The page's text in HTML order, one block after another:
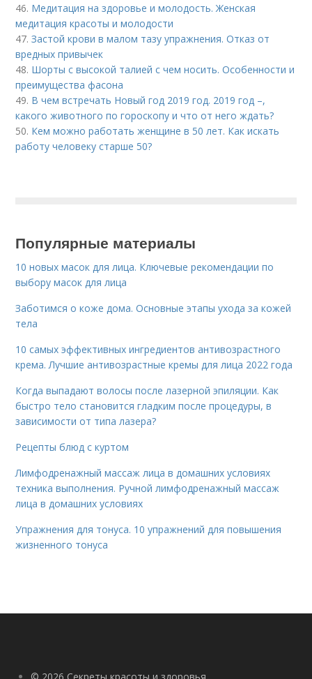
46. Медитация на здоровье и молодость. Женская
медитация красоты и молодости
47.Застой крови в малом тазу упражнения. Отказ от
вредных привычек
48. Шорты с высокой талией с чем носить. Особенности и
преимущества фасона
49. В чем встречать Новый год 2019 год. 2019 год –,
какого животного по гороскопу и что от него ждать?
50. Кем можно работать женщине в 50 лет. Как искать
работу человеку старше 50?
Популярные материалы
10 новых масок для лица. Ключевые рекомендации по
выбору масок для лица
Заботимся о коже дома. Основные этапы ухода за кожей
тела
10 самых эффективных ингредиентов антивозрастного
крема. Лучшие антивозрастные кремы для лица 2022 года
Когда выпадают волосы после лазерной эпиляции. Как
быстро тело становится гладким после процедуры, в
зависимости от типа лазера?
Рецепты блюд с куртом
Лимфодренажный массаж лица в домашних условиях
техника выполнения. Ручной лимфодренажный массаж
лица в домашних условиях
Упражнения для тонуса. 10 упражнений для повышения
жизненного тонуса